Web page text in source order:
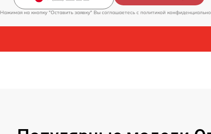
Нажимая на кнопку "Оставить заявку" Вы соглашаетесь c политикой